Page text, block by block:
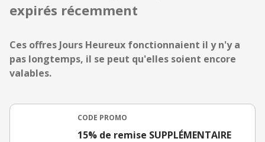
expirés récemment
Ces offres Jours Heureux fonctionnaient il y n'y a
pas longtemps, il se peut qu'elles soient encore
valables.
CODE PROMO
15% de remise SUPPLÉMENTAIRE